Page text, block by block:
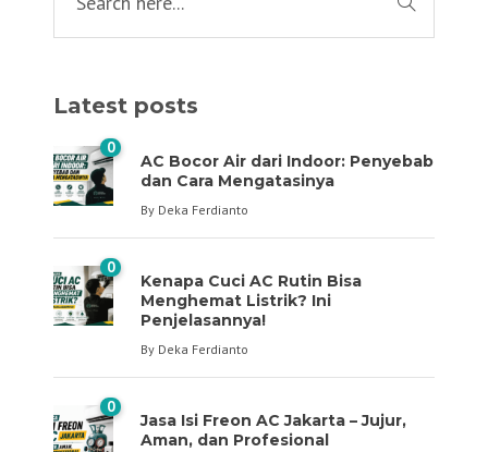
Latest posts
0
AC Bocor Air dari Indoor: Penyebab
dan Cara Mengatasinya
By Deka Ferdianto
0
Kenapa Cuci AC Rutin Bisa
Menghemat Listrik? Ini
Penjelasannya!
By Deka Ferdianto
0
Jasa Isi Freon AC Jakarta – Jujur,
Aman, dan Profesional